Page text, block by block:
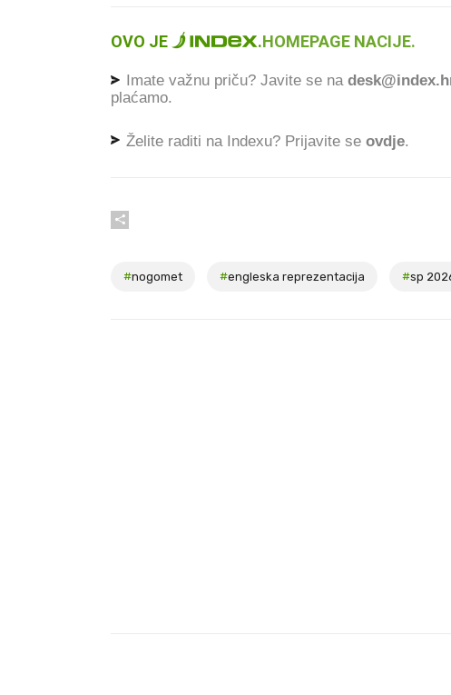
OVO JE .HOMEPAGE NACIJE.
Imate važnu priču? Javite se na
plaćamo.
Želite raditi na Indexu? Prijavite se ovdje.
#nogomet #engleska reprezentacija #sp